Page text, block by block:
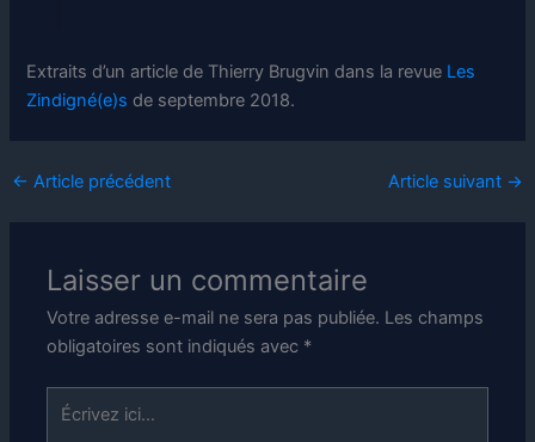
Extraits d’un article de Thierry Brugvin dans la revue Les
Zindigné(e)s de septembre 2018.
← Article précédent Article suivant →
Laisser un commentaire
Votre adresse e-mail ne sera pas publiée. Les champs
obligatoires sont indiqués avec *
Écrivez